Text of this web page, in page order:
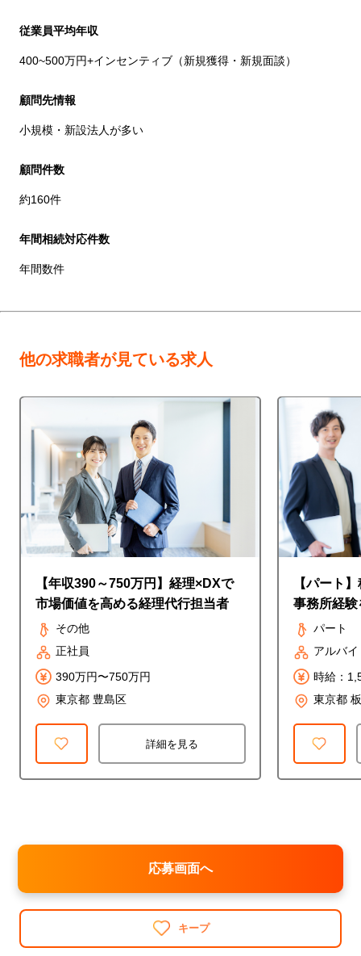
従業員平均年収
400~500万円+インセンティブ（新規獲得・新規面談）
顧問先情報
小規模・新設法人が多い
顧問件数
約160件
年間相続対応件数
年間数件
他の求職者が見ている求人
【年収390～750万円】経理×DXで
市場価値を高める経理代行担当者
その他
正社員
390万円〜750万円
東京都 豊島区
詳細を見る
【パート
事務所経
◎時給
パート
アルバイ
時給：
東京都
応募画面へ
キープ